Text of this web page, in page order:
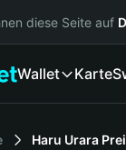
diese Seite auf
Wallet Karte
Haru Urara